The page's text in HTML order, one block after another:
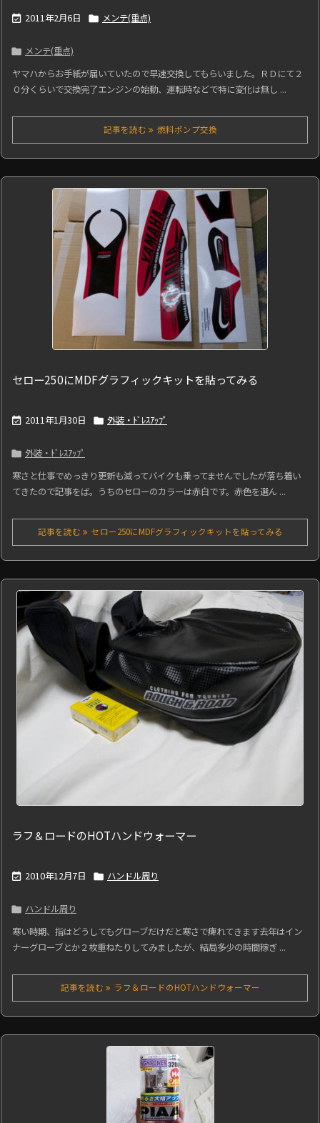
 2011年2月6日  メンテ(重点)
 メンテ(重点)
ヤマハからお手紙が届いていたので早速交換してもらいました。ＲＤにて２
０分くらいで交換完了エンジンの始動、運転時などで特に変化は無し ...
記事を読む 燃料ポンプ交換
セロー250にMDFグラフィックキットを貼ってみる
 2011年1月30日  外装・ﾄﾞﾚｽｱｯﾌﾟ
 外装・ﾄﾞﾚｽｱｯﾌﾟ
寒さと仕事でめっきり更新も減ってバイクも乗ってませんでしたが落ち着い
てきたので記事をば。うちのセローのカラーは赤白です。赤色を選ん ...
記事を読む セロー250にMDFグラフィックキットを貼ってみる
ラフ＆ロードのHOTハンドウォーマー
 2010年12月7日  ハンドル周り
 ハンドル周り
寒い時期、指はどうしてもグローブだけだと寒さで痺れてきます去年はイン
ナーグローブとか２枚重ねたりしてみましたが、結局多少の時間稼ぎ ...
記事を読む ラフ＆ロードのHOTハンドウォーマー